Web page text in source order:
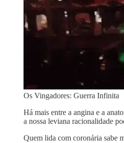
Os Vingadores: Guerra Infinita
Há mais entre a angina e a
a nossa leviana racionalidade
Quem lida com coronária sabe